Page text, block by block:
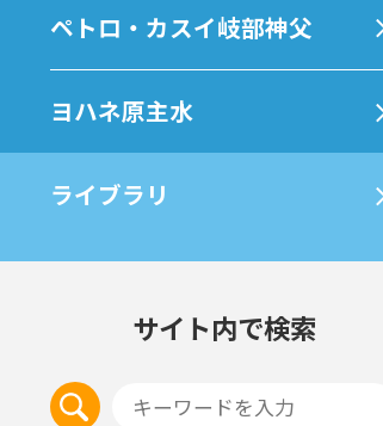
ペトロ・カスイ岐部神父
ヨハネ原主水
ライブラリ
サイト内で検索